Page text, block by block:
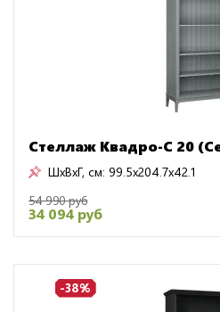
Стеллаж Квадро-С 20
ШxВxГ, см: 99.5x204.7x42.1
54 990 руб
34 094 руб
-38%